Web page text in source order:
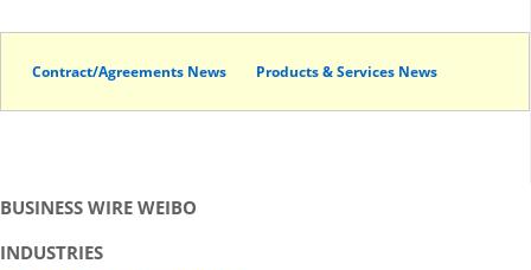
Contract/Agreements News Products & Services News
BUSINESS WIRE WEIBO
INDUSTRIES